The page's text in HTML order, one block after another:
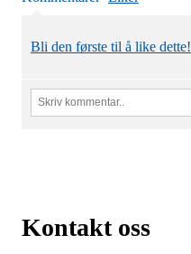
Bli den første til å like dette!
Kontakt oss